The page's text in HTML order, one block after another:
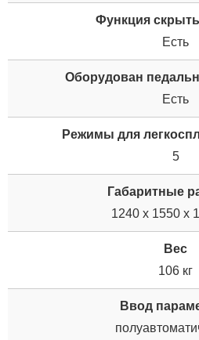
Функция
Есть
Оборудован
Есть
Режимы для
5
Габаритные
1240 x 1550 x
Вес
106 кг
Ввод